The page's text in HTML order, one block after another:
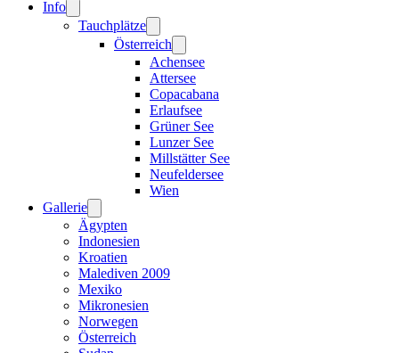
Info
Tauchplätze
Österreich
Achensee
Attersee
Copacabana
Erlaufsee
Grüner See
Lunzer See
Millstätter See
Neufeldersee
Wien
Gallerie
Ägypten
Indonesien
Kroatien
Malediven 2009
Mexiko
Mikronesien
Norwegen
Österreich